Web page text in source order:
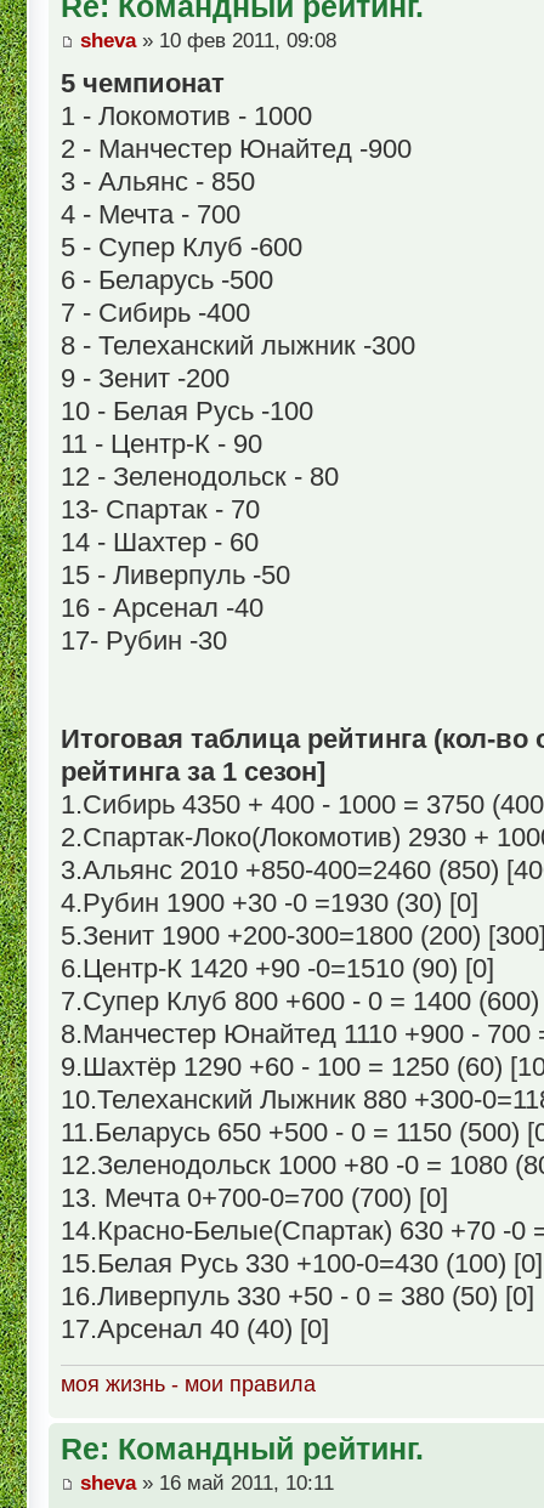
sheva» 10 фев 2011, 09:08
5 чемпионат
1 - Локомотив - 1000
2 - Манчестер Юнайтед -900
3 - Альянс - 850
4 - Мечта - 700
5 - Супер Клуб -600
6 - Беларусь -500
7 - Сибирь -400
8 - Телеханский лыжник -300
9 - Зенит -200
10 - Белая Русь -100
11 - Центр-К - 90
12 - Зеленодольск - 80
13- Спартак - 70
14 - Шахтер - 60
15 - Ливерпуль -50
16 - Арсенал -40
17- Рубин -30
Итоговая таблица рейтинга (кол-во
рейтинга за 1 сезон]
1.Сибирь 4350 + 400 - 1000 = 3750
2.Спартак-Локо(Локомотив) 2930 +
3.Альянс 2010 +850-400=2460 (850)
4.Рубин 1900 +30 -0 =1930 (30) [0]
5.Зенит 1900 +200-300=1800 (200)
6.Центр-К 1420 +90 -0=1510 (90) [0]
7.Супер Клуб 800 +600 - 0 = 1400
8.Манчестер Юнайтед 1110 +900 - 700
9.Шахтёр 1290 +60 - 100 = 1250 (60)
10.Телеханский Лыжник 880 +300-
11.Беларусь 650 +500 - 0 = 1150 (500)
12.Зеленодольск 1000 +80 -0 = 1080
13. Мечта 0+700-0=700 (700) [0]
14.Красно-Белые(Спартак) 630 +70 -0
15.Белая Русь 330 +100-0=430 (100) [0]
16.Ливерпуль 330 +50 - 0 = 380 (50) [0]
17.Арсенал 40 (40) [0]
моя жизнь - мои правила
Re: Командный рейтинг.
sheva» 16 май 2011, 10:11